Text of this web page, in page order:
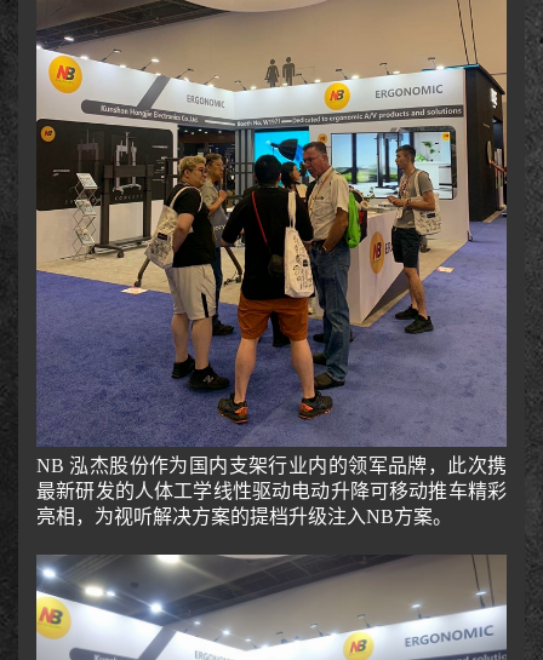
NB 泓杰股份作为国内支架行业内的领军品牌，此次携
最新研发的人体工学线性驱动电动升降可移动推车精彩
亮相，为视听解决方案的提档升级注入NB方案。